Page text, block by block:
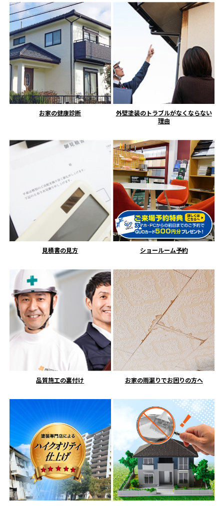
お家の健康診断
外壁塗装のトラブルがなくならない
理由
見積書の見方 ショールーム予約
品質施工の裏付け お家の雨漏りでお困りの方へ